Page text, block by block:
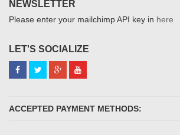
NEWSLETTER
Please enter your mailchimp API key in here
LET'S SOCIALIZE
ACCEPTED PAYMENT METHODS: